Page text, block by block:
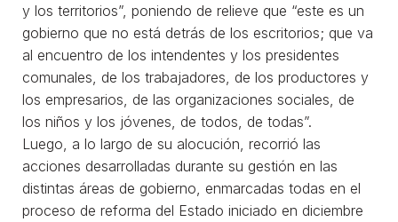
y los territorios”, poniendo de relieve que “este es un
gobierno que no está detrás de los escritorios; que va
al encuentro de los intendentes y los presidentes
comunales, de los trabajadores, de los productores y
los empresarios, de las organizaciones sociales, de
los niños y los jóvenes, de todos, de todas”.
Luego, a lo largo de su alocución, recorrió las
acciones desarrolladas durante su gestión en las
distintas áreas de gobierno, enmarcadas todas en el
proceso de reforma del Estado iniciado en diciembre